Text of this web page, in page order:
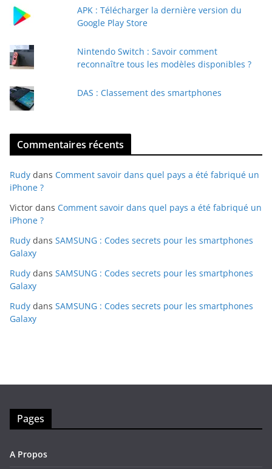
a
APK : Télécharger la dernière version du
Google Play Store
Nintendo Switch : Savoir comment
reconnaître tous les modèles disponibles ?
DAS : Classement des smartphones
Commentaires récents
Rudy dans Comment savoir dans quel pays a été fabriqué un
iPhone ?
Victor dans Comment savoir dans quel pays a été fabriqué un
iPhone ?
Rudy dans SAMSUNG : Codes secrets pour les smartphones
Galaxy
Rudy dans SAMSUNG : Codes secrets pour les smartphones
Galaxy
Rudy dans SAMSUNG : Codes secrets pour les smartphones
Galaxy
Pages
A Propos